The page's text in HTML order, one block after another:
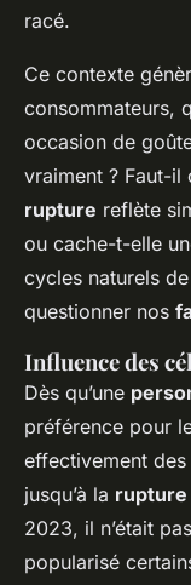
racé.
Ce contexte
consommateurs,
occasion de
vraiment ? Faut-il
rupture reflète
ou cache-t-elle
cycles naturels
questionner nos
Influence des
Dès qu’une
préférence pour
effectivement
jusqu’à la rupture
2023, il n’était
popularisé